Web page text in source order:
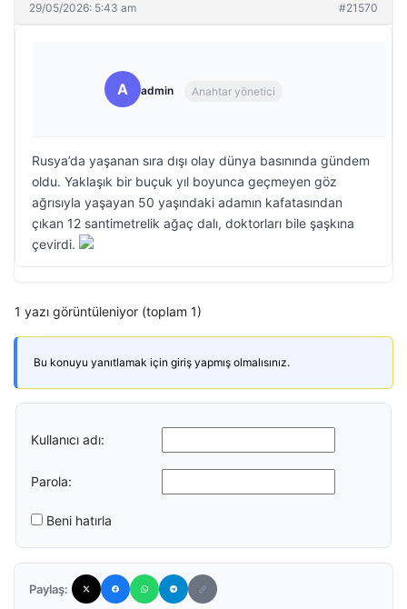
29/05/2026: 5:43 am #21570
A admin Anahtar yönetici
Rusya’da yaşanan sıra dışı olay dünya basınında gündem
oldu. Yaklaşık bir buçuk yıl boyunca geçmeyen göz
ağrısıyla yaşayan 50 yaşındaki adamın kafatasından
çıkan 12 santimetrelik ağaç dalı, doktorları bile şaşkına
çevirdi.
1 yazı görüntüleniyor (toplam 1)
Bu konuyu yanıtlamak için giriş yapmış olmalısınız.
Kullanıcı adı:
Parola:
Beni hatırla
Paylaş: